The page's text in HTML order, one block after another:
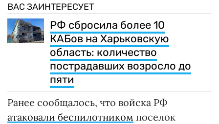
ВАС ЗАИНТЕРЕСУЕТ
РФ сбросила более 10
КАБов на Харьковскую
область: количество
пострадавших возросло до
пяти
Ранее сообщалось, что войска РФ
атаковали беспилотником поселок